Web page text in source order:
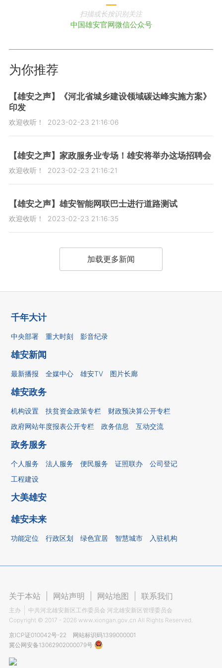
扫描或长按识别关注
中国雄安官网微信公众号
为你推荐
【雄安之声】《河北省城乡建设领域碳达峰实施方案》
印发
欢迎收听！ 2023-02-23 21:16:06
【雄安之声】家政服务业专场！雄安将举办这场招聘会
欢迎收听！ 2023-02-23 21:16:21
【雄安之声】雄安智能网联巴士进行道路测试
欢迎收听！ 2023-02-23 21:16:35
加载更多新闻
千年大计
中央部署 重大时刻 影音纪录
雄安新闻
最新播报 全媒中心 雄安TV 图片长廊
雄安政务
机构设置 扶贫资金政策专栏
财政预决算公开专栏
政府网站年度报表公开专栏
政务信息 互动交流
政务服务
个人服务 法人服务 便民服务 证照联办
公司登记
工程建设
大美雄安
雄安未来
功能定位 行政区划 绿色宜居 智慧城市 入驻机构
关于本站 网站声明 网站地图 联系我们
主办
中共河北雄安新区工作委员会 河北雄安新区管理委员会
Copyright © 2017 - 2026 www.xiongan.gov.cn All Rights Reserved.
京ICP证010042号-22
网站标识码1399000001
冀公网安备13062902000079号